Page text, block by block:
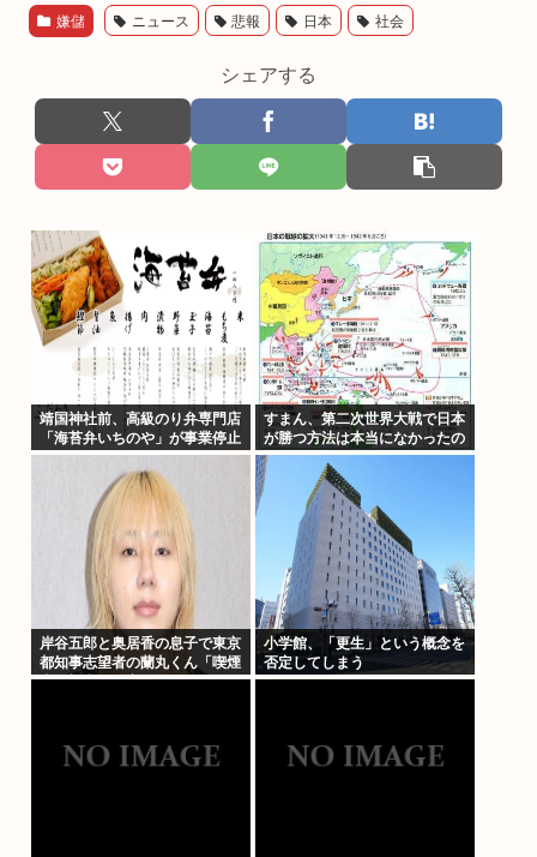
嫌儲 ニュース 悲報 日本 社会
シェアする
靖国神社前、高級のり弁専門店
「海苔弁いちのや」が事業停止
すまん、第二次世界大戦で日本
が勝つ方法は本当になかったの
か？
岸谷五郎と奥居香の息子で東京
都知事志望者の蘭丸くん「喫煙
者の権利が侵害されてる。俺た
小学館、「更生」という概念を
否定してしまう